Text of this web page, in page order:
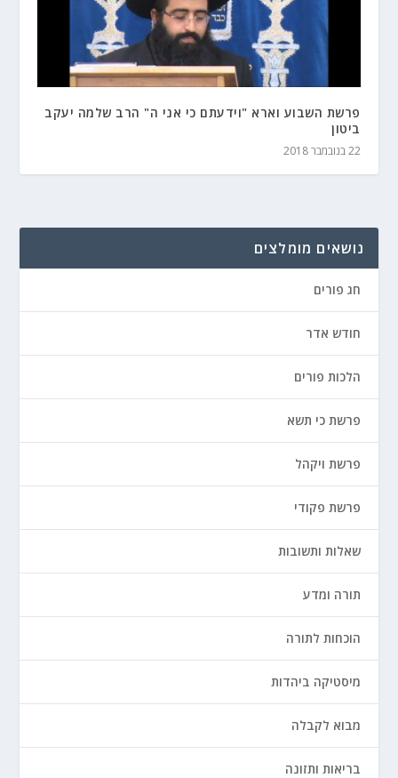
פרשת השבוע וארא "וידעתם כי אני ה" הרב שלמה יעקב
ביטון
22 בנובמבר 2018
נושאים מומלצים
חג פורים
חודש אדר
הלכות פורים
פרשת כי תשא
פרשת ויקהל
פרשת פקודי
שאלות ותשובות
תורה ומדע
הוכחות לתורה
מיסטיקה ביהדות
מבוא לקבלה
בריאות ותזונה